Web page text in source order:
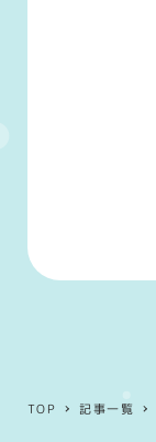
TOP 記事一覧